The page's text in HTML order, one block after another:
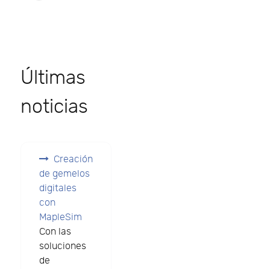
Últimas
noticias
Creación
de gemelos
digitales
con
MapleSim
Con las
soluciones
de